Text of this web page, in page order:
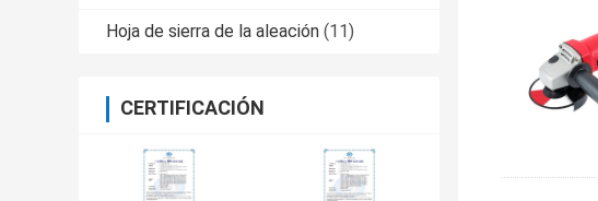
Hoja de sierra de la aleación (11)
CERTIFICACIÓN